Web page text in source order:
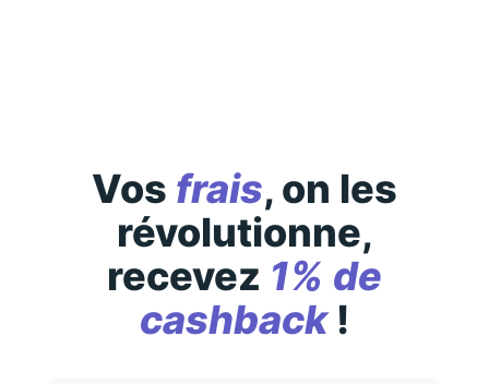
Vos frais, on les
révolutionne,
recevez 1% de
cashback!